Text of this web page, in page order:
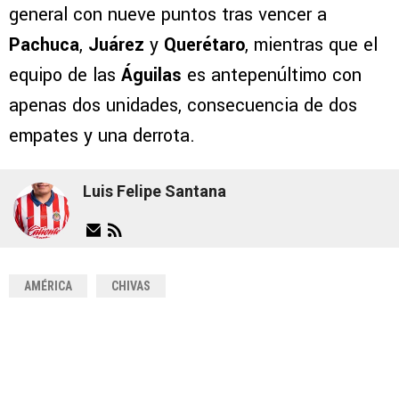
general con nueve puntos tras vencer a
Pachuca, Juárez y Querétaro, mientras que el
equipo de las Águilas es antepenúltimo con
apenas dos unidades, consecuencia de dos
empates y una derrota.
Luis Felipe Santana
AMÉRICA CHIVAS